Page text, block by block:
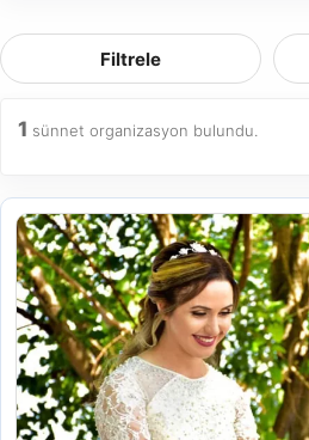
Filtrele
1 sünnet organizasyon bulundu.